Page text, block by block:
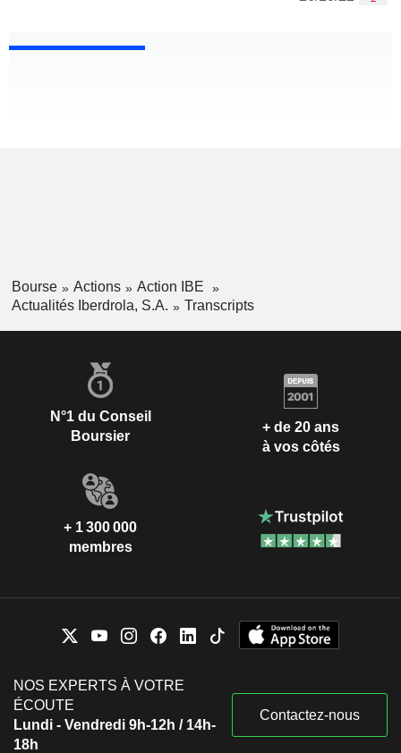
Bourse Actions
Action IBE
Actualités Iberdrola, S.A.
Transcripts
N°1 du Conseil
Boursier
+ de 20 ans
à vos côtés
+ 1 300 000
membres
NOS EXPERTS À VOTRE
ÉCOUTE
Lundi - Vendredi 9h-12h / 14h-
18h
Contactez-nous